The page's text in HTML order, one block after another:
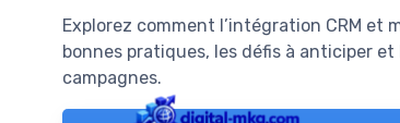
Explorez comment l’intégration CRM
bonnes pratiques, les défis à anticiper
campagnes.